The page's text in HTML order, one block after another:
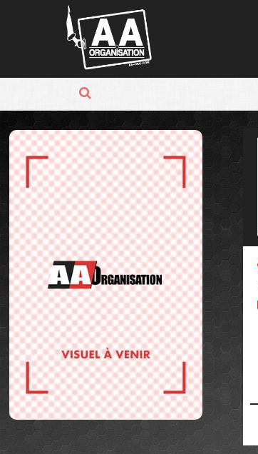
Panneau de gestion des cookies